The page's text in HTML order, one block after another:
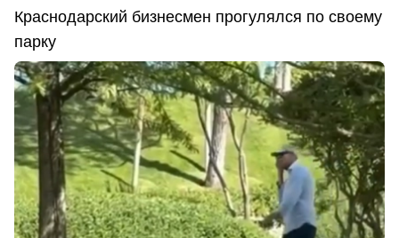
Краснодарский бизнесмен прогулялся по своему
парку